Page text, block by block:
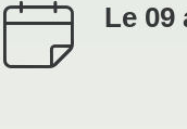
Le 09